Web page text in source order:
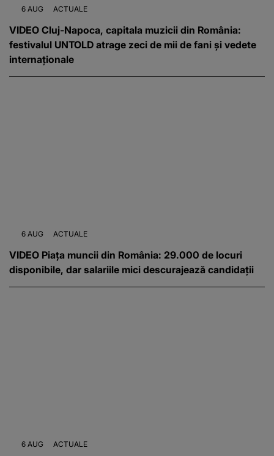
6 AUG ACTUALE
VIDEO Cluj-Napoca, capitala muzicii din România:
festivalul UNTOLD atrage zeci de mii de fani și vedete
internaționale
6 AUG ACTUALE
VIDEO Piața muncii din România: 29.000 de locuri
disponibile, dar salariile mici descurajează candidații
6 AUG ACTUALE